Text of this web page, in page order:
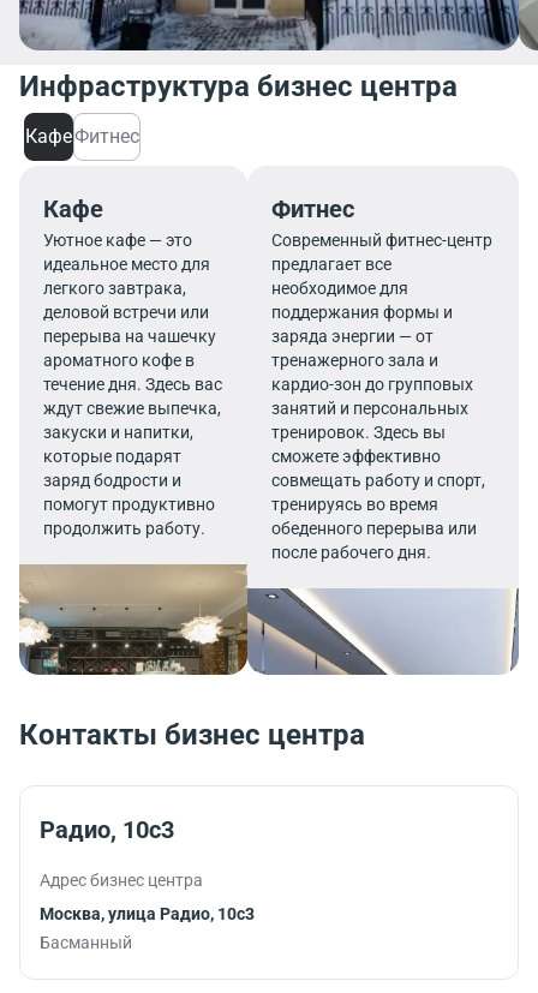
Инфраструктура бизнес центра
КафеФитнес
Кафе
Уютное кафе — это
идеальное место для
легкого завтрака,
деловой встречи или
перерыва на чашечку
ароматного кофе в
течение дня. Здесь вас
ждут свежие выпечка,
закуски и напитки,
которые подарят
заряд бодрости и
помогут продуктивно
продолжить работу.
Фитнес
Современный фитнес-центр
предлагает все
необходимое для
поддержания формы и
заряда энергии — от
тренажерного зала и
кардио-зон до групповых
занятий и персональных
тренировок. Здесь вы
сможете эффективно
совмещать работу и спорт,
тренируясь во время
обеденного перерыва или
после рабочего дня.
Контакты бизнес центра
Радио, 10с3
Адрес бизнес центра
Москва, улица Радио, 10с3
Басманный